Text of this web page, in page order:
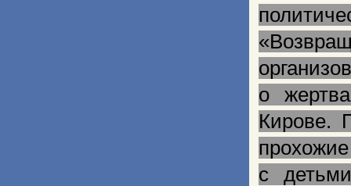
о
Кирове.
с